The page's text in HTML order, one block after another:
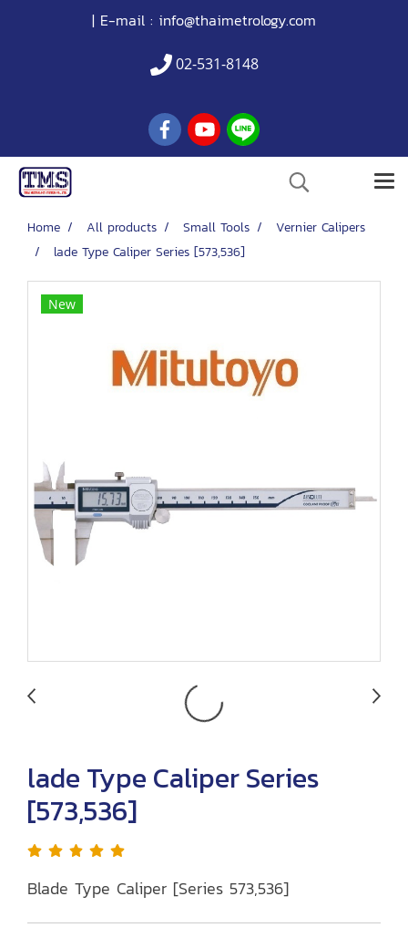
| E-mail : info@thaimetrology.com
02-531-8148
Home All products Small Tools
Vernier Calipers
lade Type Caliper Series [573,536]
New
lade Type Caliper Series
[573,536]
Blade Type Caliper [Series 573,536]